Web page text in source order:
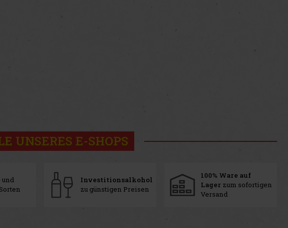
UNSERES E-SHOPS
und
Investitionsalkohol
zu günstigen Preisen
100% Ware auf
Lager zum sofortigen
Versand